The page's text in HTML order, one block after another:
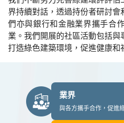
界持續對話，透過持份者研討
們亦與銀行和金融業界攜手合
業。我們開展的社區活動包括與
打造綠色建築環境，促進健康和
業界
與各方攜手合作，促進